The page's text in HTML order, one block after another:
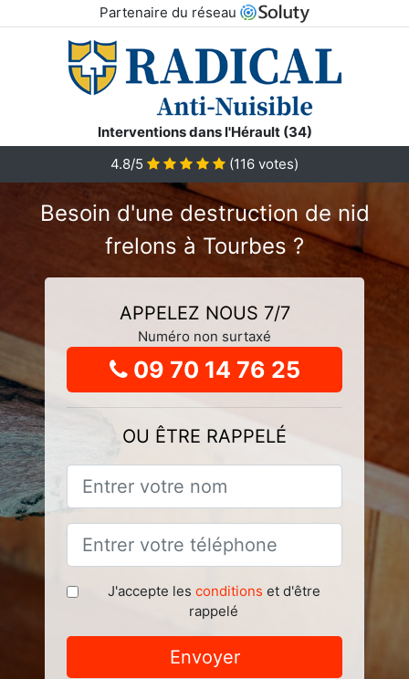
Partenaire du réseau
Interventions dans l'Hérault (34)
4.8/5 (116 votes)
Besoin d'une destruction de nid
frelons à Tourbes ?
APPELEZ NOUS 7/7
Numéro non surtaxé
09 70 14 76 25
OU ÊTRE RAPPELÉ
J'accepte les conditions et d'être
rappelé
Envoyer